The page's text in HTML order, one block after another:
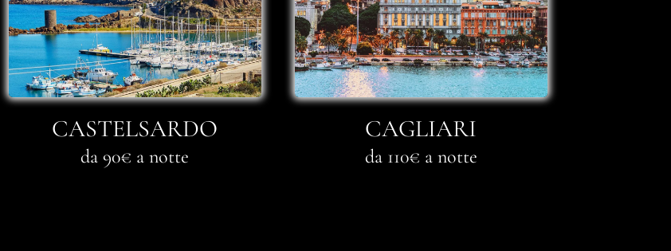
CASTELSARDO
da 90€ a notte
CAGLIARI
da 110€ a notte